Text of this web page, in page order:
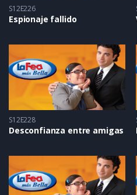
S12E226
Espionaje fallido
S12E228
Desconfianza entre amigas